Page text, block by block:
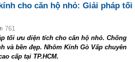
cho căn hộ nhỏ: Giải pháp tối
761
tối ưu diện tích cho căn hộ nhỏ. Chống
và bền đẹp. Nhôm Kính Gò Vấp chuyên
cấp tại TP.HCM.